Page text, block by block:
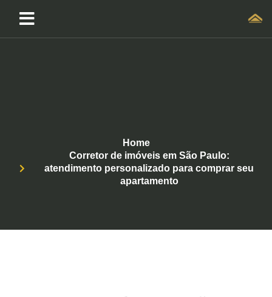
Home
Corretor de imóveis em São Paulo:
atendimento personalizado para comprar seu
apartamento